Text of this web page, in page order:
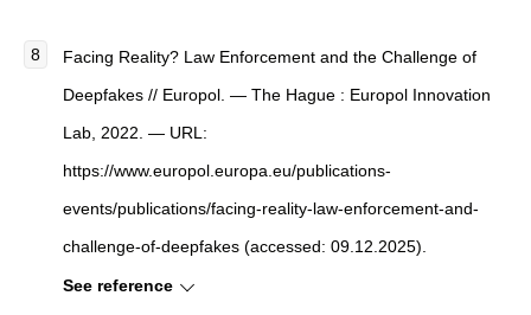
Facing Reality? Law Enforcement and the Challenge of
Deepfakes // Europol. — The Hague : Europol Innovation
Lab, 2022. — URL:
https://www.europol.europa.eu/publications-
events/publications/facing-reality-law-enforcement-and-
challenge-of-deepfakes (accessed: 09.12.2025).
See reference